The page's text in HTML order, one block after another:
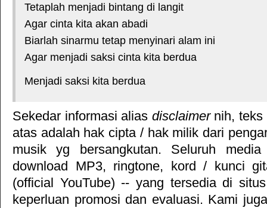
Tetaplah menjadi bintang di langit
Agar cinta kita akan abadi
Biarlah sinarmu tetap menyinari alam ini
Agar menjadi saksi cinta kita berdua
Menjadi saksi kita berdua
Sekedar informasi alias disclaimernih, teks
atas adalah hak cipta / hak milik dari
musik yg bersangkutan. Seluruh
download MP3, ringtone, kord / kunci
(official YouTube) -- yang tersedia di
keperluan promosi dan evaluasi. Kami